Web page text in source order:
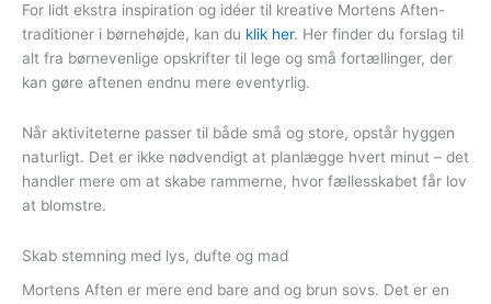
For lidt ekstra inspiration og idéer til kreative Mortens Aften-
traditioner i børnehøjde, kan du klik her. Her finder du forslag til
alt fra børnevenlige opskrifter til lege og små fortællinger, der
kan gøre aftenen endnu mere eventyrlig.
Når aktiviteterne passer til både små og store, opstår hyggen
naturligt. Det er ikke nødvendigt at planlægge hvert minut – det
handler mere om at skabe rammerne, hvor fællesskabet får lov
at blomstre.
Skab stemning med lys, dufte og mad
Mortens Aften er mere end bare and og brun sovs. Det er en